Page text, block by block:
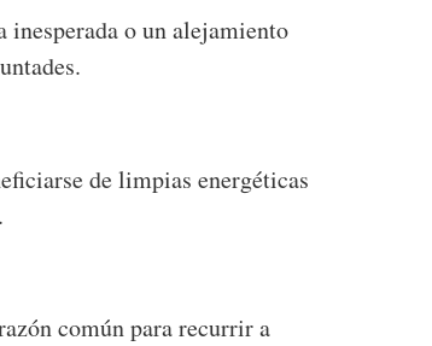
o un alejamiento
de limpias energéticas
común para recurrir a